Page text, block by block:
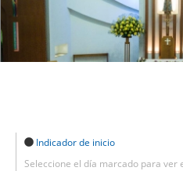
Indicador de inicio
Seleccione el día marcado para ver